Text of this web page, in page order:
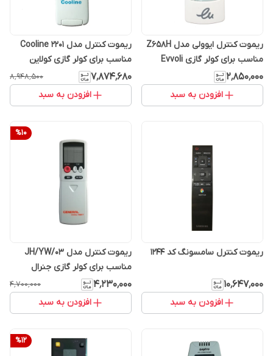
ریموت کنترل ایوولی مدل Z658H
مناسب برای کولر گازی Evvoli
۲٬۸۵۰٬۰۰۰
افزودن به سبد
ریموت کنترل مدل Cooline 2201
مناسب برای کولر گازی کولاین
۷٬۸۷۴٬۶۸۰ ۸٬۹۴۸٬۵۰۰
افزودن به سبد
ریموت کنترل سامسونگ کد 1244
۱۰٬۶۴۷٬۰۰۰
افزودن به سبد
%10
ریموت کنترل مدل JH/YW/03
مناسب برای کولر گازی جنرال
۴٬۲۳۰٬۰۰۰ ۴٬۷۰۰٬۰۰۰
افزودن به سبد
%12